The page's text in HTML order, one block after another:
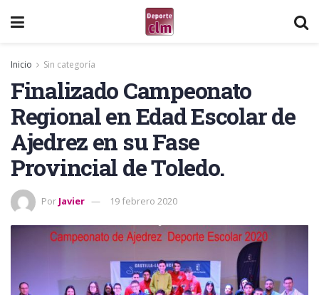
Inicio Sin categoría
Finalizado Campeonato
Regional en Edad Escolar de
Ajedrez en su Fase
Provincial de Toledo.
Por Javier 19 febrero 2020